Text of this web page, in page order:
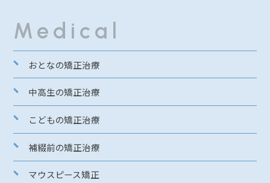
Medical
おとなの矯正治療
中高生の矯正治療
こどもの矯正治療
補綴前の矯正治療
マウスピース矯正